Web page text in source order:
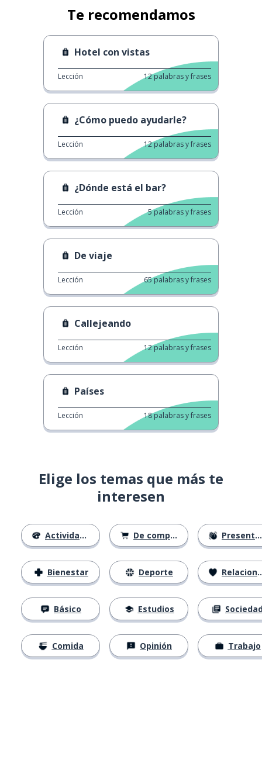
Te recomendamos
Hotel con vistas
Lección 12palabras y frases
¿Cómo puedo ayudarle?
Lección 12palabras y frases
¿Dónde está el bar?
Lección 5palabras y frases
De viaje
Lección 65palabras y frases
Callejeando
Lección 12palabras y frases
Países
Lección 18palabras y frases
Elige los temas que más te
interesen
Actividades
Bienestar
Básico
Comida
De compras
Deporte
Estudios
Opinión
Presentación
Relaciones
Trabajo